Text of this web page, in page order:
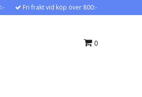
Fri frakt vid köp över 800:-
0